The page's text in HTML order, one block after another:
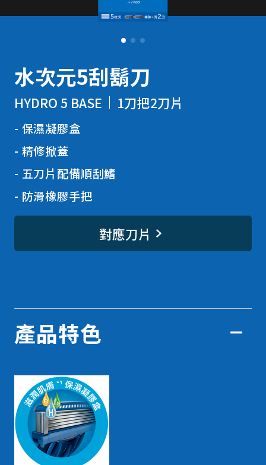
水次元5刮鬍刀
HYDRO 5 BASE 1刀把2刀片
保濕凝膠盒
精修掀蓋
五刀片配備順刮鰭
防滑橡膠手把
對應刀片
產品特色